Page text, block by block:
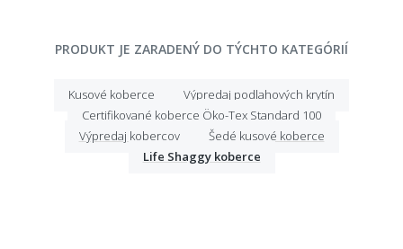
PRODUKT JE ZARADENÝ DO TÝCHTO KATEGÓRIÍ
Kusové koberce
Výpredaj podlahových krytín
Certifikované koberce Öko-Tex Standard 100
Výpredaj kobercov
Šedé kusové koberce
Life Shaggy koberce